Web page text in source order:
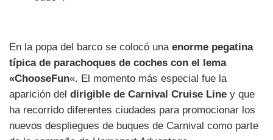
En la popa del barco se colocó una enorme pegatina
típica de parachoques de coches con el lema
«ChooseFun«. El momento más especial fue la
aparición del dirigible de Carnival Cruise Line y que
ha recorrido diferentes ciudades para promocionar los
nuevos despliegues de buques de Carnival como parte